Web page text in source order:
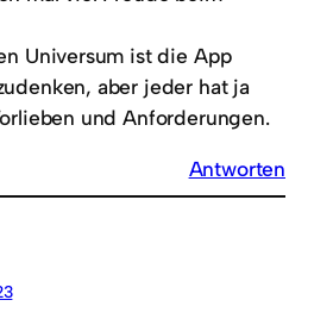
Universum ist die App
aber jeder hat ja
und Anforderungen.
Antworten